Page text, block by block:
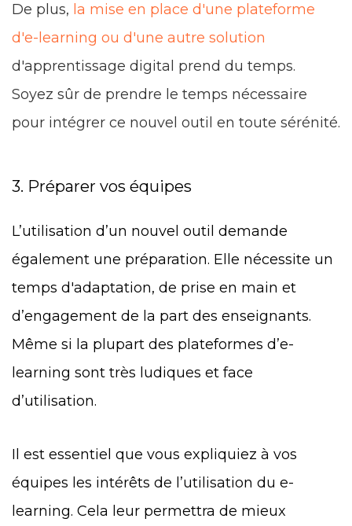
De plus, la mise en place d'une plateforme
d'e-learning ou d'une autre solution
d'apprentissage digital prend du temps.
Soyez sûr de prendre le temps nécessaire
pour intégrer ce nouvel outil en toute sérénité.
3. Préparer vos équipes
L’utilisation d’un nouvel outil demande
également une préparation. Elle nécessite un
temps d'adaptation, de prise en main et
d’engagement de la part des enseignants.
Même si la plupart des plateformes d’e-
learning sont très ludiques et face
d’utilisation.
Il est essentiel que vous expliquiez à vos
équipes les intérêts de l’utilisation du e-
learning. Cela leur permettra de mieux